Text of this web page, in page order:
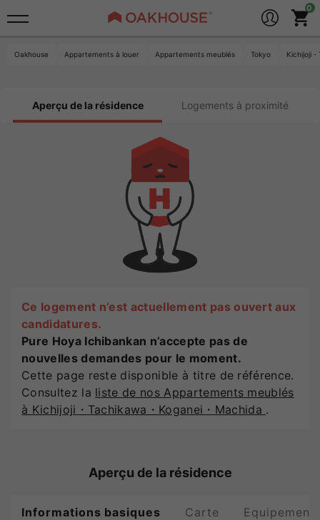
Oakhouse Appartements à louer Appartements meublés Tokyo Kichijoji
Aperçu de la résidence Logements à proximité
Ce logement n’est actuellement pas ouvert aux
candidatures.
Pure Hoya Ichibankan n’accepte pas de
nouvelles demandes pour le moment.
Cette page reste disponible à titre de référence.
Consultez la liste de nos Appartements meublés
à Kichijoji・Tachikawa・Koganei・Machida .
Aperçu de la résidence
Informations basiques Carte